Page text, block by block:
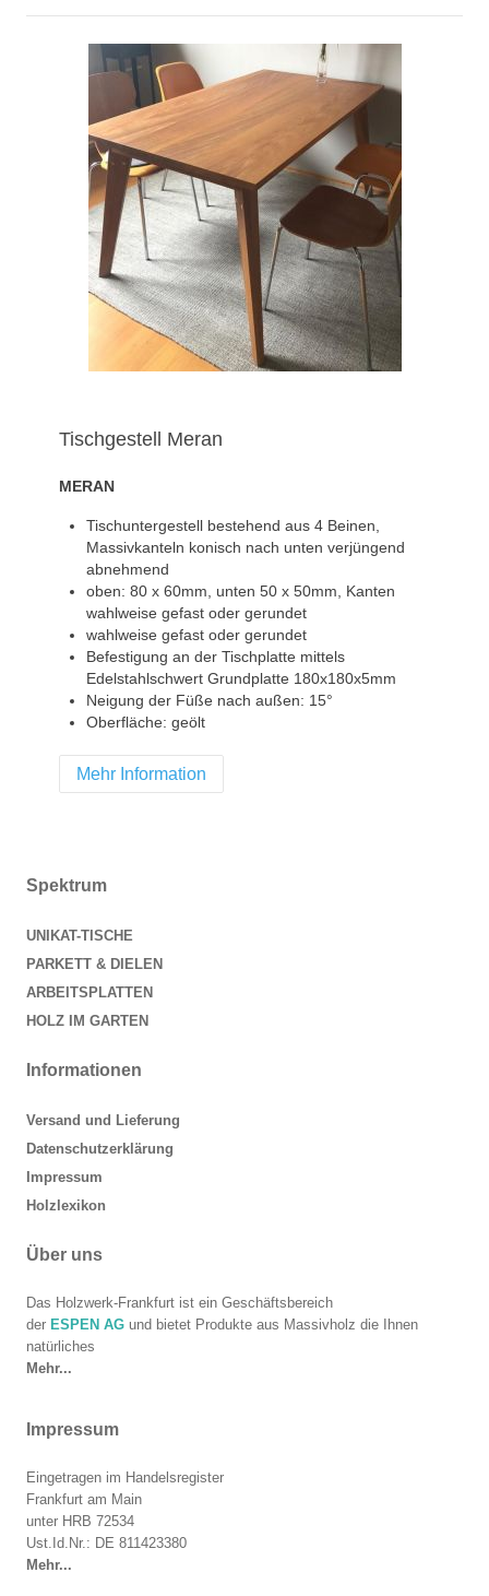
Tischgestell Meran
MERAN
Tischuntergestell bestehend aus 4 Beinen,
Massivkanteln konisch nach unten verjüngend
abnehmend
oben: 80 x 60mm, unten 50 x 50mm, Kanten
wahlweise gefast oder gerundet
wahlweise gefast oder gerundet
Befestigung an der Tischplatte mittels
Edelstahlschwert Grundplatte 180x180x5mm
Neigung der Füße nach außen: 15°
Oberfläche: geölt
Mehr Information
Spektrum
UNIKAT-TISCHE
PARKETT & DIELEN
ARBEITSPLATTEN
HOLZ IM GARTEN
Informationen
Versand und Lieferung
Datenschutzerklärung
Impressum
Holzlexikon
Über uns
Das Holzwerk-Frankfurt ist ein Geschäftsbereich
der ESPEN AG und bietet Produkte aus Massivholz die Ihnen
natürliches
Mehr...
Impressum
Eingetragen im Handelsregister
Frankfurt am Main
unter HRB 72534
Ust.Id.Nr.: DE 811423380
Mehr...